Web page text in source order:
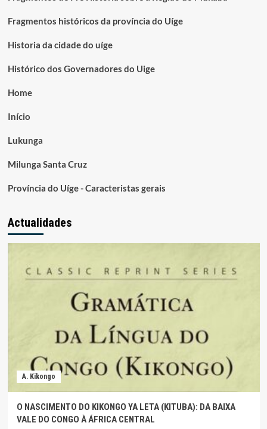
Fragmentos históricos da província do Uíge
Historia da cidade do uíge
Histórico dos Governadores do Uige
Home
Início
Lukunga
Milunga Santa Cruz
Província do Uíge - Caracteristas gerais
Actualidades
A. Kikongo
O NASCIMENTO DO KIKONGO YA LETA (KITUBA): DA BAIXA
VALE DO CONGO À ÁFRICA CENTRAL